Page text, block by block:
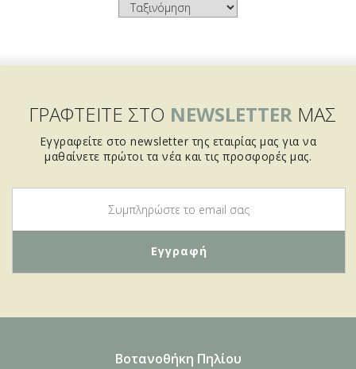
ΓΡΑΦΤΕΙΤΕ ΣΤΟ NEWSLETTERΜΑΣ
Εγγραφείτε στο newsletter της εταιρίας μας για να
μαθαίνετε πρώτοι τα νέα και τις προσφορές μας.
Βοτανοθήκη Πηλίου